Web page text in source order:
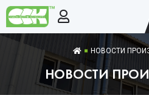
НОВОСТИ
НОВОСТИ